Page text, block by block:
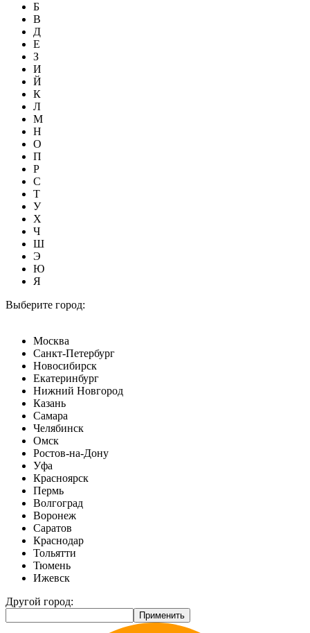
Б
В
Д
Е
З
И
Й
К
Л
М
Н
О
П
Р
С
Т
У
Х
Ч
Ш
Э
Ю
Я
Выберите город:
Москва
Санкт-Петербург
Новосибирск
Екатеринбург
Нижний Новгород
Казань
Самара
Челябинск
Омск
Ростов-на-Дону
Уфа
Красноярск
Пермь
Волгоград
Воронеж
Саратов
Краснодар
Тольятти
Тюмень
Ижевск
Другой город: